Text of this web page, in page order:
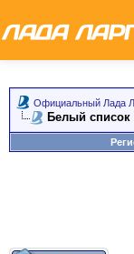
Официальный Лада
Белый